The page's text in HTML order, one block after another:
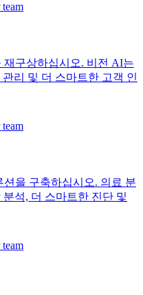
재구상하십시오. 비전 AI는
리 및 더 스마트한 고객 인
을 구축하십시오. 의료 분
석, 더 스마트한 진단 및